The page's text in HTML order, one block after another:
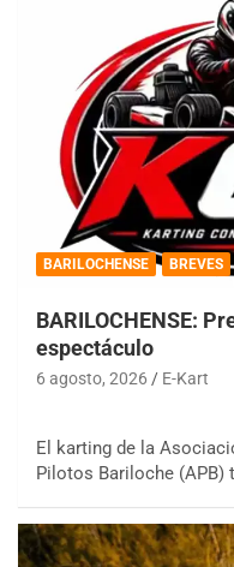
BARILOCHENSE BREVES
BARILOCHENSE:
espectáculo
6 agosto, 2026 E-Kart
El karting de la
Pilotos Bariloche (APB)